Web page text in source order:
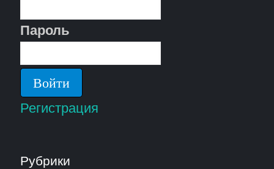
Пароль
Регистрация
Рубрики